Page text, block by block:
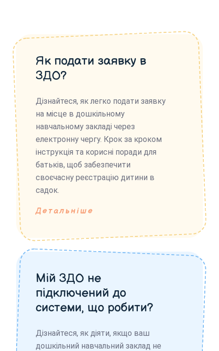
Як подати заявку в
ЗДО?
Дізнайтеся, як легко подати заявку
на місце в дошкільному
навчальному закладі через
електронну чергу. Крок за кроком
інструкція та корисні поради для
батьків, щоб забезпечити
своєчасну реєстрацію дитини в
садок.
Детальніше
Мій ЗДО не
підключений до
системи, що робити?
Дізнайтеся, як діяти, якщо ваш
дошкільний навчальний заклад не